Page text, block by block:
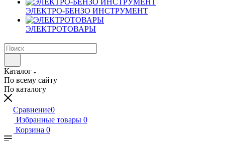
ЭЛЕКТРО-БЕНЗО ИНСТРУМЕНТ
ЭЛЕКТРОТОВАРЫ
Каталог
По всему сайту
По каталогу
Сравнение0
Избранные товары 0
Корзина 0